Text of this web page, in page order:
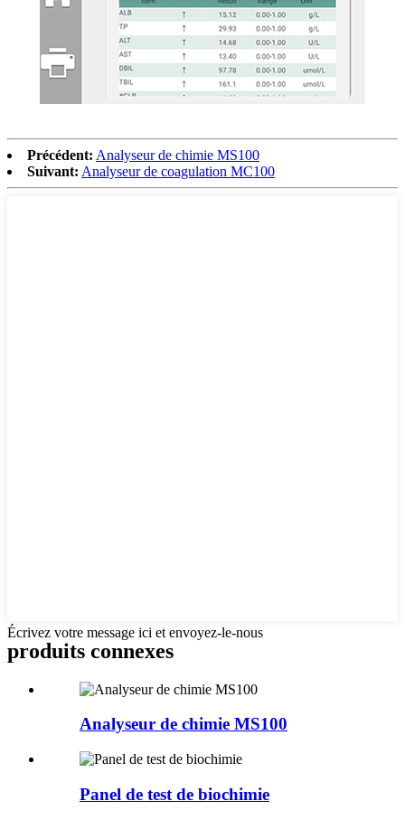
Précédent: Analyseur de chimie MS100
Suivant: Analyseur de coagulation MC100
Écrivez votre message ici et envoyez-le-nous
produits connexes
Analyseur de chimie MS100
Panel de test de biochimie